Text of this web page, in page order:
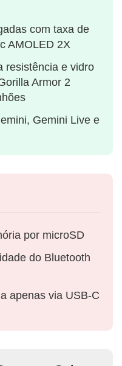
com taxa de
AMOLED 2X
resistência e vidro
Armor 2
Gemini Live e
por microSD
do Bluetooth
apenas via USB-C